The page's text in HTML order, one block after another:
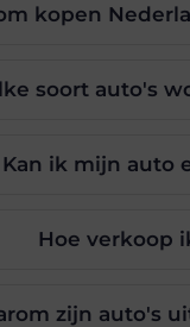
kopen
soort auto's
Kan ik mijn auto
Hoe verkoop
zijn auto's